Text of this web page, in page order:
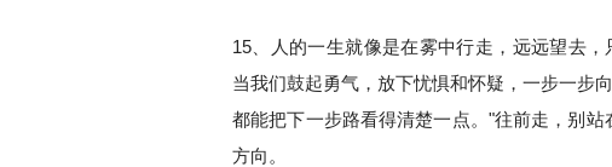
15、人的一生就像是在雾中行走，远远望去
当我们鼓起勇气，放下忧惧和怀疑，一步一步
都能把下一步路看得清楚一点。"往前走，别
方向。